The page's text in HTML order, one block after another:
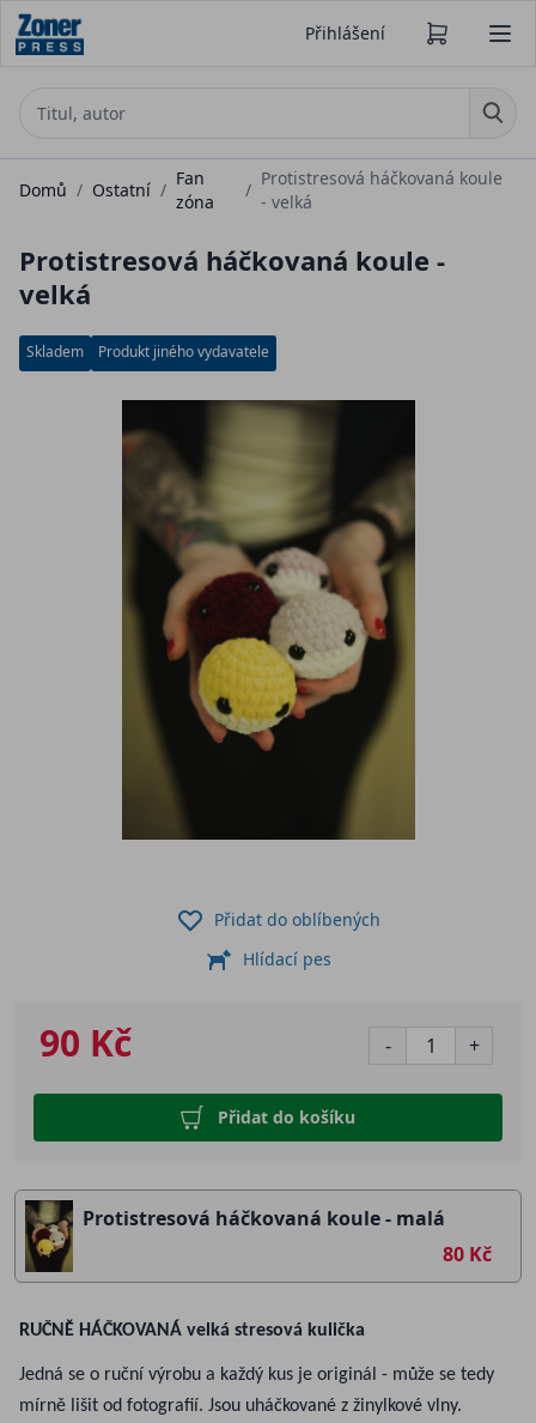
Přihlášení
Domů / Ostatní /
Fan
zóna
/
Protistresová háčkovaná koule
- velká
Protistresová háčkovaná koule -
velká
Skladem Produkt jiného vydavatele
90 Kč - +
Přidat do košíku
Přidat do oblíbených
Hlídací pes
Protistresová háčkovaná koule - malá
80 Kč
RUČNĚ HÁČKOVANÁ velká stresová kulička
Jedná se o ruční výrobu a každý kus je originál - může se tedy
mírně lišit od fotografií. Jsou uháčkované z žinylkové vlny.